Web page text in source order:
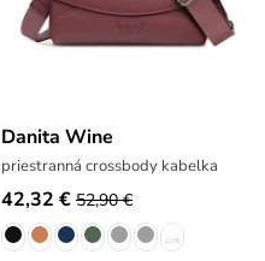
Danita Wine
priestranná crossbody kabelka
42,32 € 52,90 €